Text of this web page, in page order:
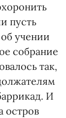
пусть
учении
собрание
так,
И
остров